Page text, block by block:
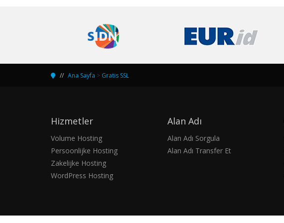
Ana Sayfa > Gratis SSL
Hizmetler
Volume Hosting
Persoonlijke Hosting
Zakelijke Hosting
WordPress Hosting
Alan Adı
Alan Adı Sorgula
Alan Adı Transfer Et